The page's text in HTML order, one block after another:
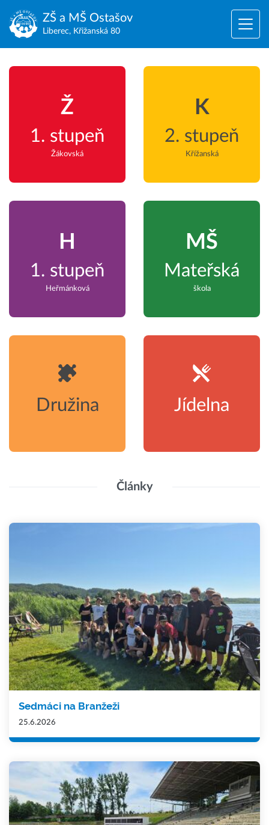
ZŠ a MŠ Ostašov
Liberec, Křižanská 80
Ž
1. stupeň
Žákovská
K
2. stupeň
Křížanská
H
1. stupeň
Heřmánková
MŠ
Mateřská
škola
Družina Jídelna
Články
Sedmáci na Branžeži
25.6.2026